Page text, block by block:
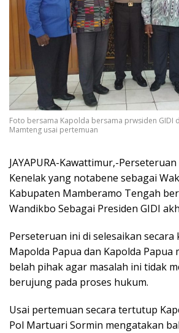
Foto bersama Kapolda bersama prwsiden GIDI
Mamteng usai pertemuan
JAYAPURA-Kawattimur,-
Kenelak yang notabene sebagai
Kabupaten Mamberamo Tengah
Wandikbo Sebagai Presiden GIDI
Perseteruan ini di selesaikan secara
Mapolda Papua dan Kapolda Papua
belah pihak agar masalah ini tidak
berujung pada proses hukum.
Usai pertemuan secara tertutup
Pol Martuari Sormin mengatakan